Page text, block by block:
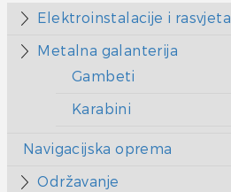
Elektroinstalacije i rasvjeta
Metalna galanterija
Gambeti
Karabini
Navigacijska oprema
Održavanje